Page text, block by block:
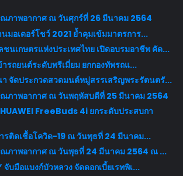
ภาพอากาศ ณ วันศุกร์ที่ 26 มีนาคม 2564
มอเตอร์โชว์ 2021 ย้ำคุมเข้มมาตรการ...
นเกษตรแห่งประเทศไทย เปิดอบรมอาชีพ คัด...
รถยนต์ระดับพรีเมี่ยม ยกกองทัพรถแ...
จัดประกวดสวดมนต์หมู่สรรเสริญพระรัตนตรั...
ภาพอากาศ ณ วันพฤหัสบดีที่ 25 มีนาคม 2564
HUAWEI FreeBuds 4i ยกระดับประสบกา
รติดเชื้อโควิด-19 ณ วันพุธที่ 24 มีนาคม...
ภาพอากาศ ณ วันพุธที่ 24 มีนาคม 2564 ณ ...
บมือแบงก์บัวหลวง จัดดอกเบี้ยเรทพิเ...